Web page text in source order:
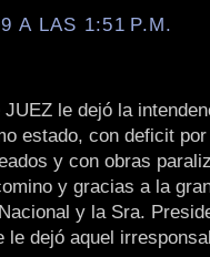
A LAS 1:51 P.M.
le dejó la
estado, con deficit
y con obras
y gracias a la
y la Sra.
le dejó aquel